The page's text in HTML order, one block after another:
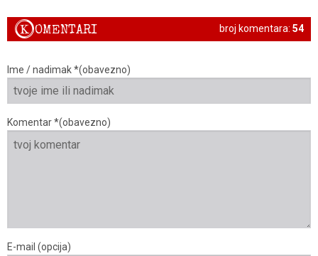
broj komentara: 54
KOMENTARI
Ime / nadimak *(obavezno)
Komentar *(obavezno)
E-mail (opcija)